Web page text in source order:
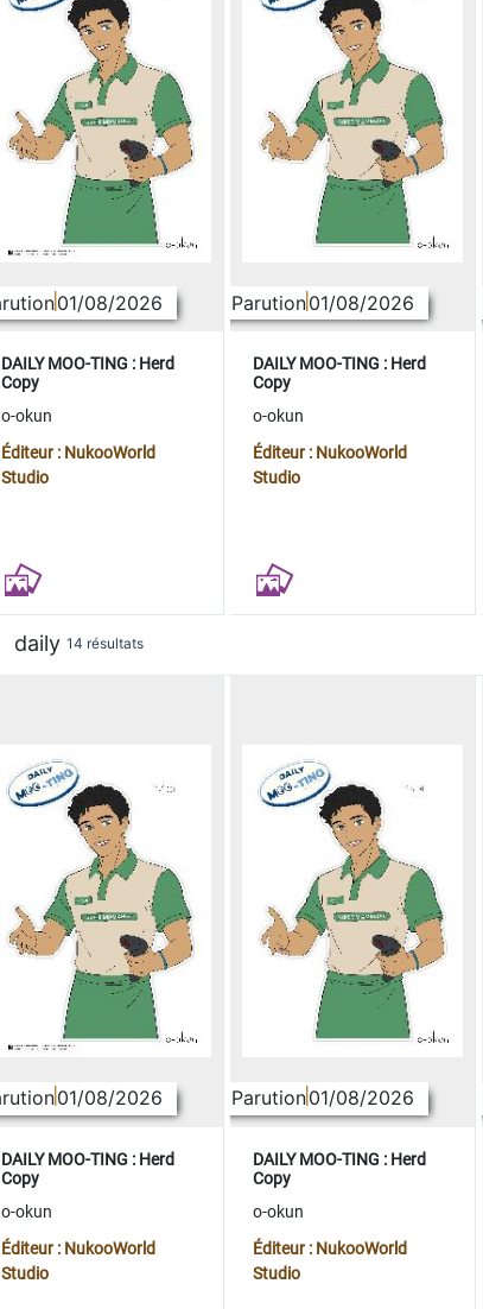
01/08/2026
DAILY MOO-TING : Herd
Copy
o-okun
Éditeur : NukooWorld
Studio
Parution01/08/2026
DAILY MOO-TING : Herd
Copy
o-okun
Éditeur : NukooWorld
Studio
daily 14 résultats
01/08/2026
DAILY MOO-TING : Herd
Copy
o-okun
Éditeur : NukooWorld
Studio
Parution01/08/2026
DAILY MOO-TING : Herd
Copy
o-okun
Éditeur : NukooWorld
Studio